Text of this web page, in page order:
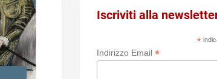
Iscriviti alla
*
Indirizzo Email*